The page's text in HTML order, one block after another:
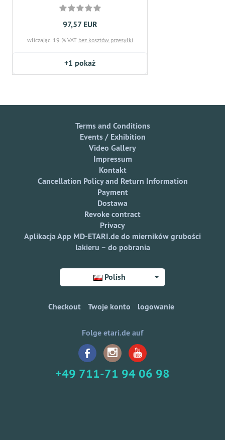
97,57 EUR
wliczając. 19 % VAT bez kosztów przesyłki
+1 pokaż
Terms and Conditions
Events / Exhibition
Video Gallery
Impressum
Kontakt
Cancellation Policy and Return Information
Payment
Dostawa
Revoke contract
Privacy
Aplikacja App MD-ETARI.de do mierników grubości
lakieru – do pobrania
Polish
Checkout Twoje konto logowanie
Folge etari.de auf
+49 711-71 94 06 98